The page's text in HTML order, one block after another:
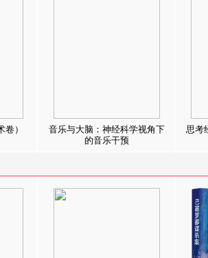
）
音乐与大脑：神经科学视角下
的音乐干预
思考